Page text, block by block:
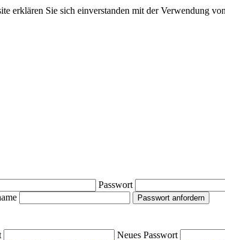
erklären Sie sich einverstanden mit der Verwendung
Passwort
Passwort anfordern
Neues Passwort